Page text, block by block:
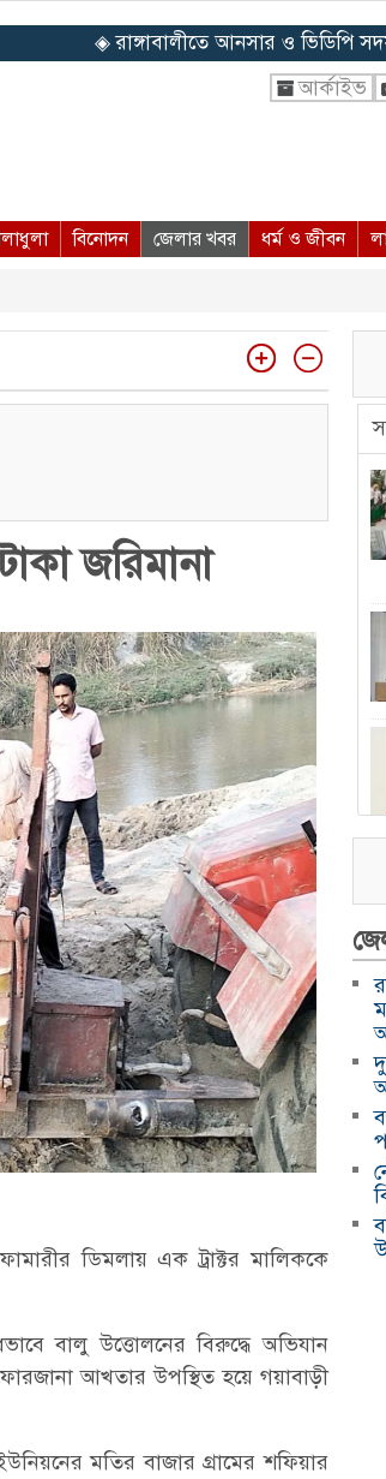
◈ রাঙ্গাবালীতে আনসার ও ভিডিপি
আর্কাইভ
বিনোদন জেলার খবর ধর্ম ও জীবন
জরিমানা
ডিমলায় এক ট্রাক্টর মালিককে
বালু উত্তোলনের বিরুদ্ধে অভিযান
আখতার উপস্থিত হয়ে গয়াবাড়ী
মতির বাজার গ্রামের শফিয়ার